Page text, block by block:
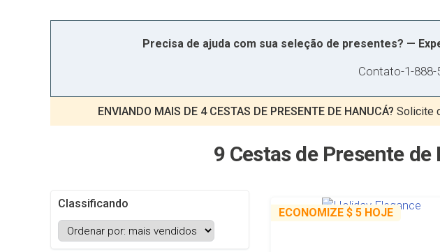
Precisa de ajuda com sua seleção de presentes? —
Contato-1-
ENVIANDO MAIS DE 4 CESTAS DE PRESENTE DE HANUCÁ? Solicite
9 Cestas de Presente
Classificando
ECONOMIZE $ 5 HOJE